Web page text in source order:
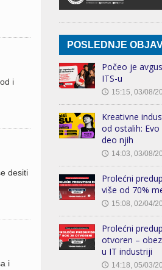
i
desiti
i
POSLEDNJE
Počeo je
ITS-u
🕔 15:15, 03/08/
Kreativne
od ostalih:
deo njih
🕔 14:03, 03/08/
Prolećni
više od 70%
🕔 15:08, 02/04/
Prolećni
otvoren –
u IT industriji
🕔 14:18, 05/03/